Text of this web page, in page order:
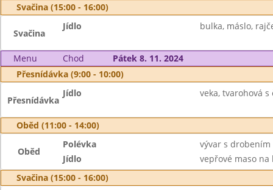
Svačina (15:00 - 16:00)
Svačina
Jídlo bulka, máslo,
Menu Chod
Pátek 8. 11. 2024
Přesnídávka (9:00 - 10:00)
Přesnídávka
Jídlo veka, tvarohová
Oběd (11:00 - 14:00)
Oběd
Polévka
vývar s drobením
Jídlo
vepřové maso
Svačina (15:00 - 16:00)